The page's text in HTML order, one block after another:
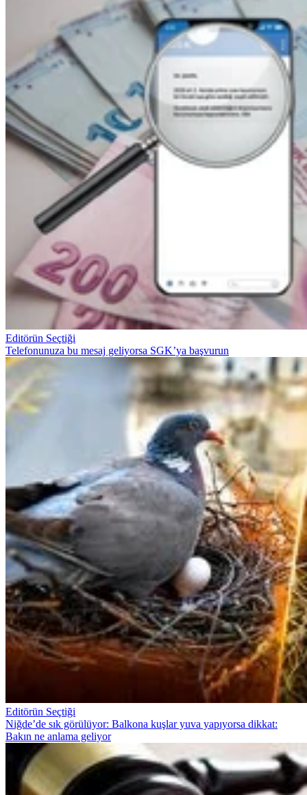
Editörün Seçtiği
Telefonunuza bu mesaj geliyorsa SGK’ya başvurun
Editörün Seçtiği
Niğde’de sık görülüyor: Balkona kuşlar yuva yapıyorsa dikkat:
Bakın ne anlama geliyor